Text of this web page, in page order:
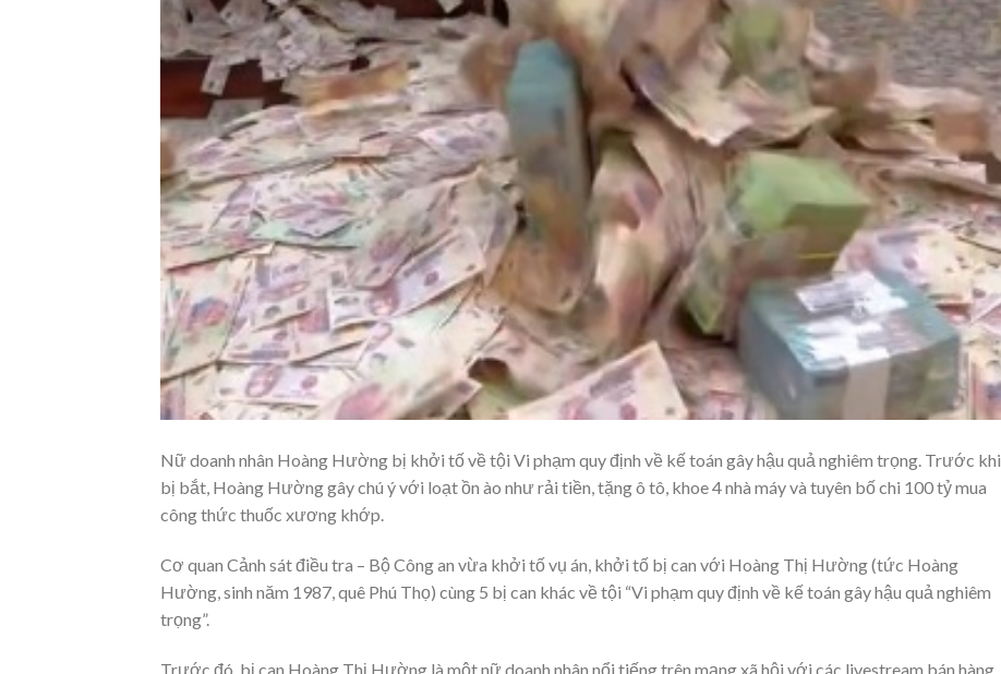
Nữ doanh nhân Hoàng Hường bị khởi tố về tội Vi phạm quy định về kế toán gây hậu quả nghiêm trọng. Trước khi
bị bắt, Hoàng Hường gây chú ý với loạt ồn ào như rải tiền, tặng ô tô, khoe 4 nhà máy và tuyên bố chi 100 tỷ mua
công thức thuốc xương khớp.
Cơ quan Cảnh sát điều tra – Bộ Công an vừa khởi tố vụ án, khởi tố bị can với Hoàng Thị Hường (tức Hoàng
Hường, sinh năm 1987, quê Phú Thọ) cùng 5 bị can khác về tội “Vi phạm quy định về kế toán gây hậu quả nghiêm
trọng”.
Trước đó, bị can Hoàng Thị Hường là một nữ doanh nhân nổi tiếng trên mạng xã hội với các livestream bán hàng